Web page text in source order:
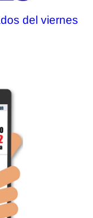
del viernes